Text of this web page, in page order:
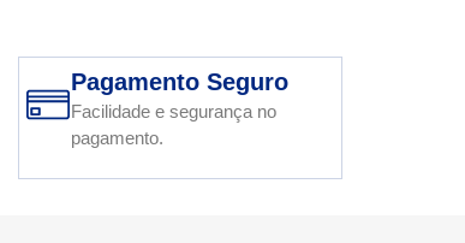
Pagamento Seguro
Facilidade e segurança no
pagamento.